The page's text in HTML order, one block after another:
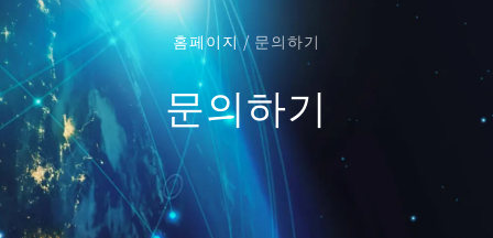
사업영역
ISO TANK 컨테이너 소개
물류백과
위험물 분류
홈페이지/ 문의하기
문의하기